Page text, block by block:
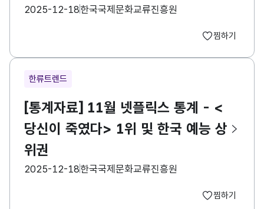
등록일
2025-12-18수집기관한국국제문화교류진흥원
찜하기
한류트렌드
[통계자료] 11월 넷플릭스 통계 - <
당신이 죽였다> 1위 및 한국 예능 상
위권
등록일
2025-12-18수집기관한국국제문화교류진흥원
찜하기